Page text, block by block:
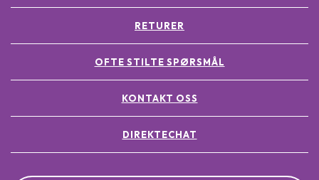
RETURER
OFTE STILTE SPØRSMÅL
KONTAKT OSS
DIREKTECHAT